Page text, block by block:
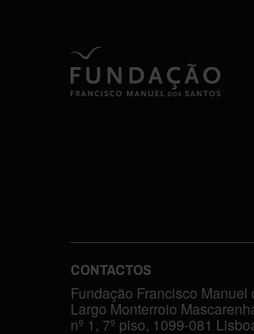
CONTACTOS
Fundação Francisco Manuel
Largo Monterroio
nº 1, 7º piso, 1099-081